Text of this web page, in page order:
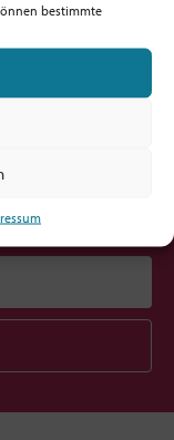
bestimmte